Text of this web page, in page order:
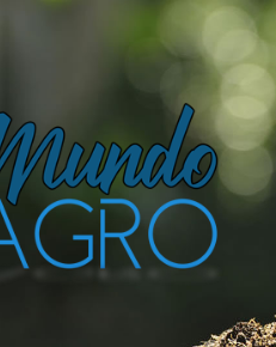
UM JEITO MUITO MAIS